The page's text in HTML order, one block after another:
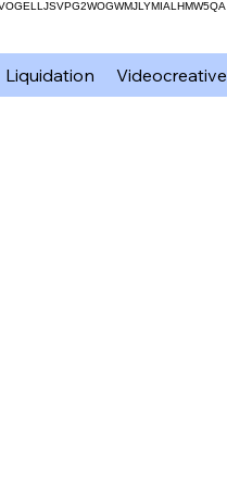
Liquidation Videocreative